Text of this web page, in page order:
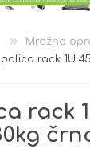
Mrežna
rack 1U
rack